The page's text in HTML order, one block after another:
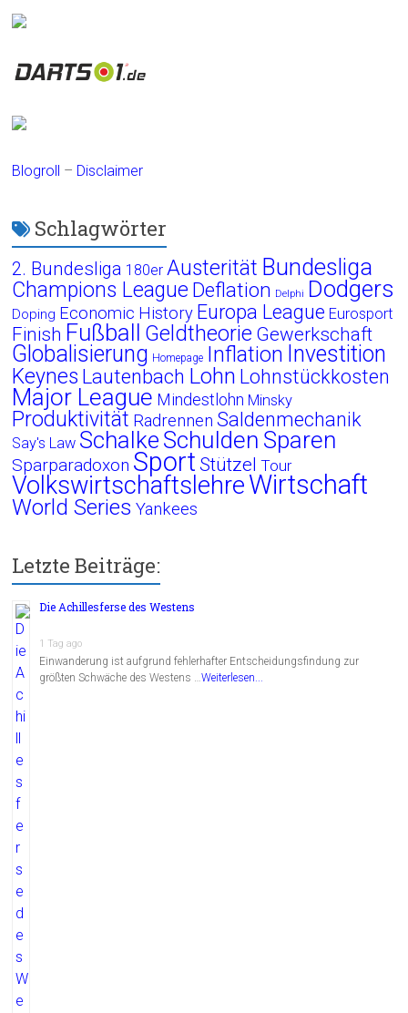
Blogroll – Disclaimer
Schlagwörter
2. Bundesliga 180er Austerität Bundesliga
Champions League Deflation Delphi Dodgers
Doping Economic History Europa League Eurosport
Finish Fußball Geldtheorie Gewerkschaft
Globalisierung Homepage Inflation Investition
Keynes Lautenbach Lohn Lohnstückkosten
Major League Mindestlohn Minsky
Produktivität Radrennen Saldenmechanik
Say's Law Schalke Schulden Sparen
Sparparadoxon Sport Stützel Tour
VolkswirtschaftslehreWirtschaft
World Series Yankees
Letzte Beiträge:
Die Achillesferse des Westens
1 Tag ago
Einwanderung ist aufgrund fehlerhafter Entscheidungsfindung zur
größten Schwäche des Westens …Weiterlesen...